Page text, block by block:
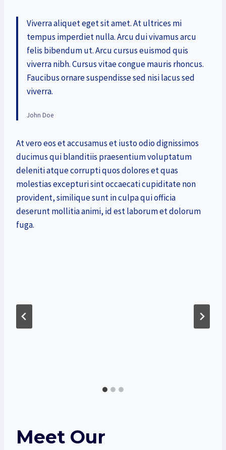
Viverra aliquet eget sit amet. At ultrices mi
tempus imperdiet nulla. Arcu dui vivamus arcu
felis bibendum ut. Arcu cursus euismod quis
viverra nibh. Cursus vitae congue mauris rhoncus.
Faucibus ornare suspendisse sed nisi lacus sed
viverra.
John Doe
At vero eos et accusamus et iusto odio dignissimos
ducimus qui blanditiis praesentium voluptatum
deleniti atque corrupti quos dolores et quas
molestias excepturi sint occaecati cupiditate non
provident, similique sunt in culpa qui officia
deserunt mollitia animi, id est laborum et dolorum
fuga.
Meet Our